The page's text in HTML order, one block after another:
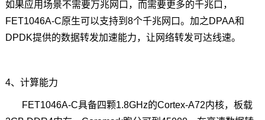
如果应用场景不需要万兆网口，而需要更多的千兆口，
FET1046A-C原生可以支持到8个千兆网口。加之DPAA和
DPDK提供的数据转发加速能力，让网络转发可达线速。
4、计算能力
FET1046A-C具备四颗1.8GHz的Cortex-A72内核，板载